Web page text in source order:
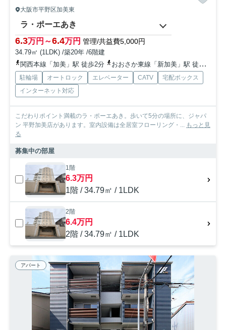
大阪市平野区加美東
ラ・ポーエあき
6.3万円～6.4万円 管理/共益費5,000円
34.79㎡ (1LDK) /築20年 /6階建
関西本線「加美」駅 徒歩2分
おおさか東線「新加美」駅 徒歩4分
駐輪場 オートロック エレベーター CATV
宅配ボックス
インターネット対応
こだわりポイント満載のラ・ポーエあき。歩いて5分の場所に、ジャパ
ン 平野加美店があります。室内設備は全居室フローリング・... もっと見
る
募集中の部屋
1階
6.3万円
1階 / 34.79㎡ / 1LDK
2階
6.4万円
2階 / 34.79㎡ / 1LDK
アパート